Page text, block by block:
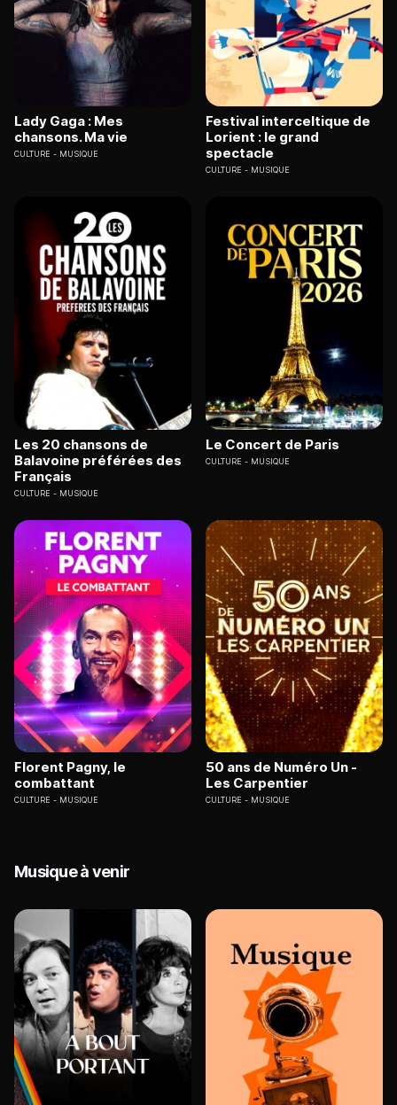
Lady Gaga : Mes
chansons. Ma vie
CULTURE MUSIQUE
Festival interceltique de
Lorient : le grand
spectacle
CULTURE MUSIQUE
Les 20 chansons de
Balavoine préférées des
Français
CULTURE MUSIQUE
Le Concert de Paris
CULTURE MUSIQUE
Florent Pagny, le
combattant
CULTURE MUSIQUE
50 ans de Numéro Un -
Les Carpentier
CULTURE MUSIQUE
Musique à venir